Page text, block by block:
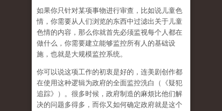
如果你只针对某项事物进行审查，比如说儿童色
情，你需要从人们浏览的东西中过滤出关于儿童
色情的内容，那么你就首先必须监视每个人都在
做什么，你需要建立能够监控所有人的基础设
施，也就是大规模监控系统。
你可以说这项工作的初衷是好的，连美剧创作都
在使用这种逻辑为政府的全面监控洗白（《疑犯
追踪》）。 很多时候，政府制造的麻烦比他们解
决的问题多得多，而你又如何确定政府就是这个